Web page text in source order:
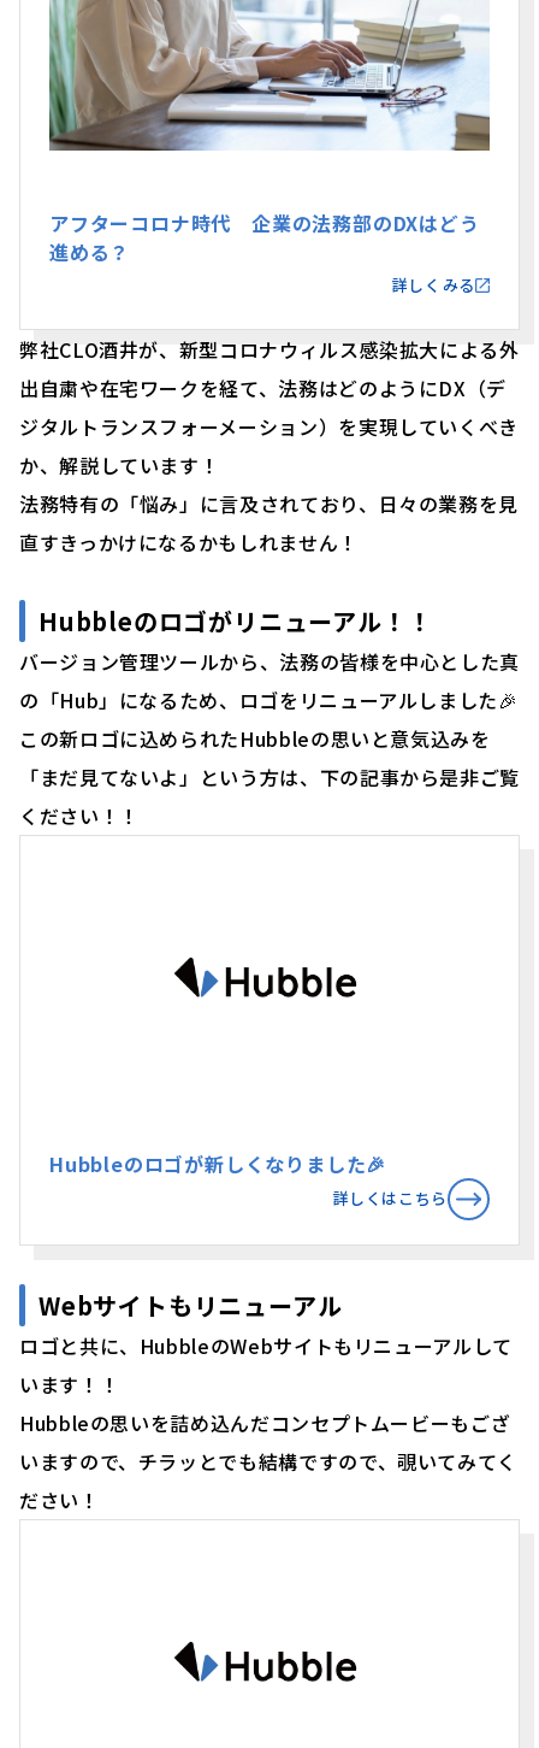
アフターコロナ時代 企業の法務部のDXはどう
進める？
詳しくみる
弊社CLO酒井が、新型コロナウィルス感染拡大による外
出自粛や在宅ワークを経て、法務はどのようにDX（デ
ジタルトランスフォーメーション）を実現していくべき
か、解説しています！
法務特有の「悩み」に言及されており、日々の業務を見
直すきっかけになるかもしれません！
Hubbleのロゴがリニューアル ！！
バージョン管理ツールから、法務の皆様を中心とした真
の「Hub」になるため、ロゴをリニューアルしました🎉
この新ロゴに込められたHubbleの思いと意気込みを
「まだ見てないよ」という方は、下の記事から是非ご覧
ください！！
Hubbleのロゴが新しくなりました🎉
詳しくはこちら
Webサイトもリニューアル
ロゴと共に、HubbleのWebサイトもリニューアルして
います！！
Hubbleの思いを詰め込んだコンセプトムービーもござ
いますので、チラッとでも結構ですので、覗いてみてく
ださい！